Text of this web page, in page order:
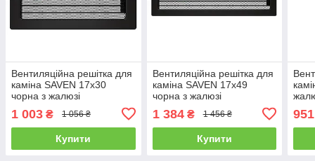
Вентиляційна решітка для
каміна SAVEN 17х30
чорна з жалюзі
1 003 ₴ 1 056 ₴
Купити
Вентиляційна решітка для
каміна SAVEN 17х49
чорна з жалюзі
1 384₴ 1 456 ₴
Купити
951